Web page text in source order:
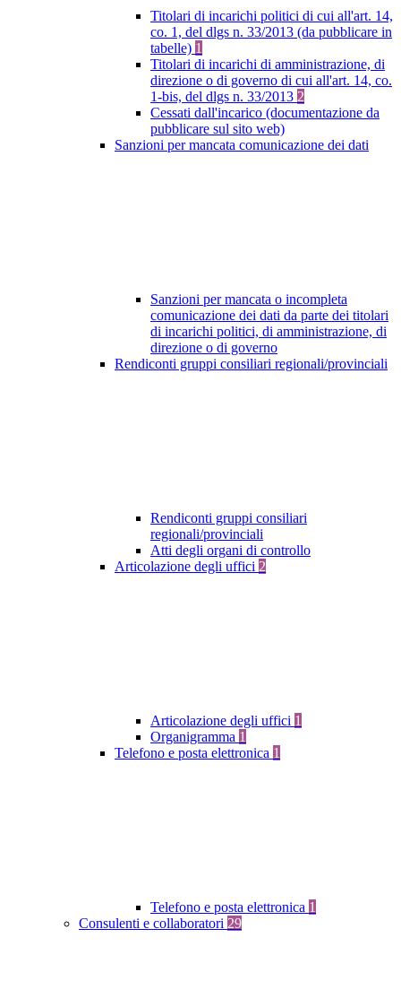
Titolari di incarichi politici di cui all'art. 14,
co. 1, del dlgs n. 33/2013 (da pubblicare in
tabelle) 1
Titolari di incarichi di amministrazione, di
direzione o di governo di cui all'art. 14, co.
1-bis, del dlgs n. 33/2013 2
Cessati dall'incarico (documentazione da
pubblicare sul sito web)
Sanzioni per mancata comunicazione dei dati
Sanzioni per mancata o incompleta
comunicazione dei dati da parte dei titolari
di incarichi politici, di amministrazione, di
direzione o di governo
Rendiconti gruppi consiliari regionali/provinciali
Rendiconti gruppi consiliari
regionali/provinciali
Atti degli organi di controllo
Articolazione degli uffici 2
Articolazione degli uffici 1
Organigramma 1
Telefono e posta elettronica 1
Telefono e posta elettronica 1
Consulenti e collaboratori 29